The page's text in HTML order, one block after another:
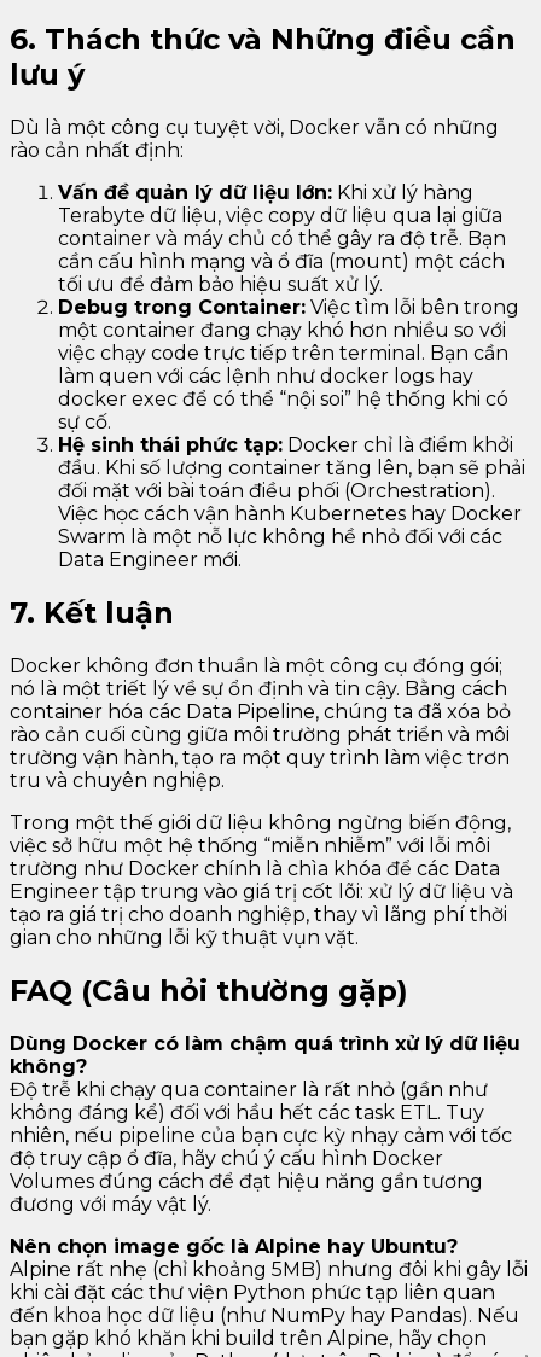
6. Thách thức và Những điều cần
lưu ý
Dù là một công cụ tuyệt vời, Docker vẫn có những
rào cản nhất định:
Vấn đề quản lý dữ liệu lớn: Khi xử lý hàng
Terabyte dữ liệu, việc copy dữ liệu qua lại giữa
container và máy chủ có thể gây ra độ trễ. Bạn
cần cấu hình mạng và ổ đĩa (mount) một cách
tối ưu để đảm bảo hiệu suất xử lý.
Debug trong Container: Việc tìm lỗi bên trong
một container đang chạy khó hơn nhiều so với
việc chạy code trực tiếp trên terminal. Bạn cần
làm quen với các lệnh như docker logs hay
docker exec để có thể “nội soi” hệ thống khi có
sự cố.
Hệ sinh thái phức tạp: Docker chỉ là điểm khởi
đầu. Khi số lượng container tăng lên, bạn sẽ phải
đối mặt với bài toán điều phối (Orchestration).
Việc học cách vận hành Kubernetes hay Docker
Swarm là một nỗ lực không hề nhỏ đối với các
Data Engineer mới.
7. Kết luận
Docker không đơn thuần là một công cụ đóng gói;
nó là một triết lý về sự ổn định và tin cậy. Bằng cách
container hóa các Data Pipeline, chúng ta đã xóa bỏ
rào cản cuối cùng giữa môi trường phát triển và môi
trường vận hành, tạo ra một quy trình làm việc trơn
tru và chuyên nghiệp.
Trong một thế giới dữ liệu không ngừng biến động,
việc sở hữu một hệ thống “miễn nhiễm” với lỗi môi
trường như Docker chính là chìa khóa để các Data
Engineer tập trung vào giá trị cốt lõi: xử lý dữ liệu và
tạo ra giá trị cho doanh nghiệp, thay vì lãng phí thời
gian cho những lỗi kỹ thuật vụn vặt.
FAQ (Câu hỏi thường gặp)
Dùng Docker có làm chậm quá trình xử lý dữ liệu
không?
Độ trễ khi chạy qua container là rất nhỏ (gần như
không đáng kể) đối với hầu hết các task ETL. Tuy
nhiên, nếu pipeline của bạn cực kỳ nhạy cảm với tốc
độ truy cập ổ đĩa, hãy chú ý cấu hình Docker
Volumes đúng cách để đạt hiệu năng gần tương
đương với máy vật lý.
Nên chọn image gốc là Alpine hay Ubuntu?
Alpine rất nhẹ (chỉ khoảng 5MB) nhưng đôi khi gây lỗi
khi cài đặt các thư viện Python phức tạp liên quan
đến khoa học dữ liệu (như NumPy hay Pandas). Nếu
bạn gặp khó khăn khi build trên Alpine, hãy chọn